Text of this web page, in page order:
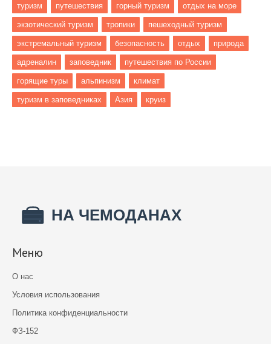
туризм путешествия горный туризм отдых на море
экзотический туризм тропики пешеходный туризм
экстремальный туризм безопасность отдых природа
адреналин заповедник путешествия по России
горящие туры альпинизм климат
туризм в заповедниках Азия круиз
Меню
О нас
Условия использования
Политика конфиденциальности
ФЗ-152